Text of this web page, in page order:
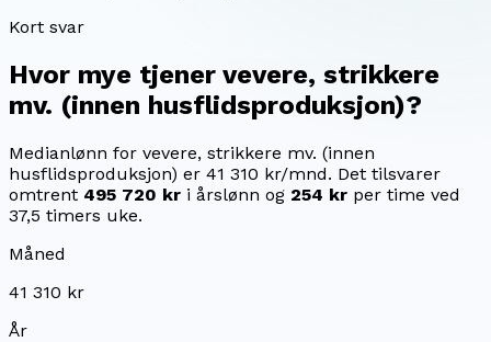
Kort svar
Hvor mye tjener vevere, strikkere
mv. (innen husflidsproduksjon)?
Medianlønn for vevere, strikkere mv. (innen
husflidsproduksjon) er 41 310 kr/mnd. Det tilsvarer
omtrent 495 720 kr i årslønn og 254 kr per time ved
37,5 timers uke.
Måned
41 310 kr
År